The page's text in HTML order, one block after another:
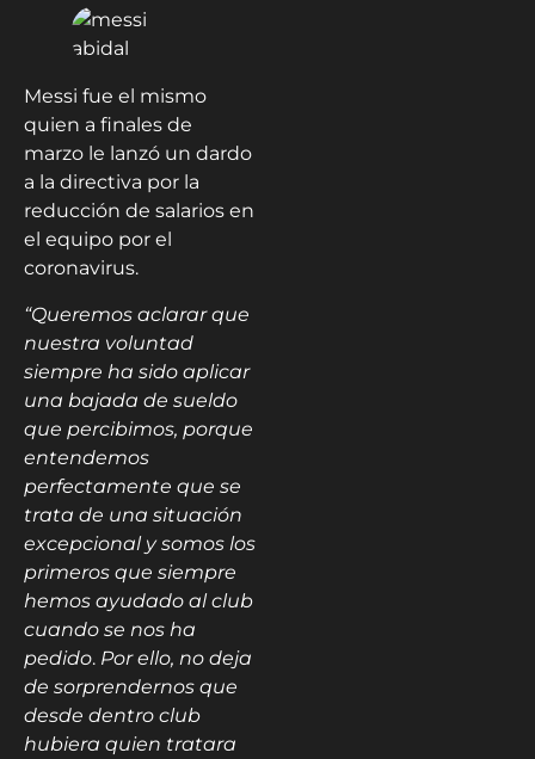
Messi fue el mismo
quien a finales de
marzo le lanzó un dardo
a la directiva por la
reducción de salarios en
el equipo por el
coronavirus.
“Queremos aclarar que
nuestra voluntad
siempre ha sido aplicar
una bajada de sueldo
que percibimos, porque
entendemos
perfectamente que se
trata de una situación
excepcional y somos los
primeros que siempre
hemos ayudado al club
cuando se nos ha
pedido. Por ello, no deja
de sorprendernos que
desde dentro club
hubiera quien tratara